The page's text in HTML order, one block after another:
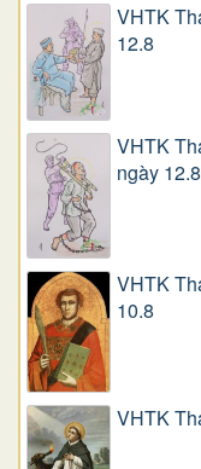
VHTK
12.8
VHTK
ngày 12.8
VHTK
10.8
VHTK